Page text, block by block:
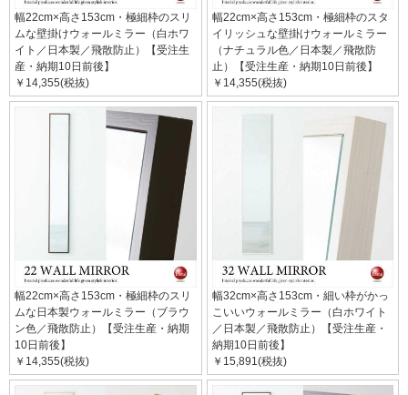
幅22cm×高さ153cm・極細枠のスリ
ムな壁掛けウォールミラー（白ホワ
イト／日本製／飛散防止）【受注生
産・納期10日前後】
￥14,355(税抜)
幅22cm×高さ153cm・極細枠のスタ
イリッシュな壁掛けウォールミラー
（ナチュラル色／日本製／飛散防
止）【受注生産・納期10日前後】
￥14,355(税抜)
幅22cm×高さ153cm・極細枠のスリ
ムな日本製ウォールミラー（ブラウ
ン色／飛散防止）【受注生産・納期
10日前後】
￥14,355(税抜)
幅32cm×高さ153cm・細い枠がかっ
こいいウォールミラー（白ホワイト
／日本製／飛散防止）【受注生産・
納期10日前後】
￥15,891(税抜)